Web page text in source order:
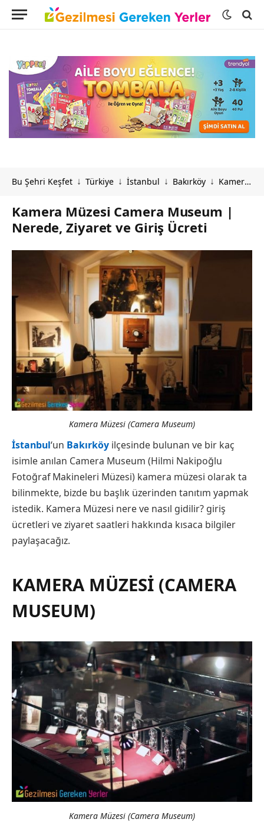
Bu Şehri Keşfet ↓ Türkiye ↓ İstanbul ↓ Bakırköy ↓ Kamera Müzesi Camera Museum | Nerede, Ziyaret ve Giriş Ücreti
Kamera Müzesi Camera Museum |
Nerede, Ziyaret ve Giriş Ücreti
Kamera Müzesi (Camera Museum)
İstanbul‘un Bakırköy ilçesinde bulunan ve bir kaç
isimle anılan Camera Museum (Hilmi Nakipoğlu
Fotoğraf Makineleri Müzesi) kamera müzesi olarak ta
bilinmekte, bizde bu başlık üzerinden tanıtım yapmak
istedik. Kamera Müzesi nere ve nasıl gidilir? giriş
ücretleri ve ziyaret saatleri hakkında kısaca bilgiler
paylaşacağız.
KAMERA MÜZESI (CAMERA
MUSEUM)
Kamera Müzesi (Camera Museum)